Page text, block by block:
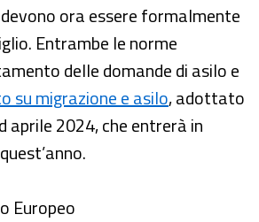
ora essere formalmente
Entrambe le norme
delle domande di asilo e
su migrazione e asilo, adottato
aprile 2024, che entrerà in
Europeo